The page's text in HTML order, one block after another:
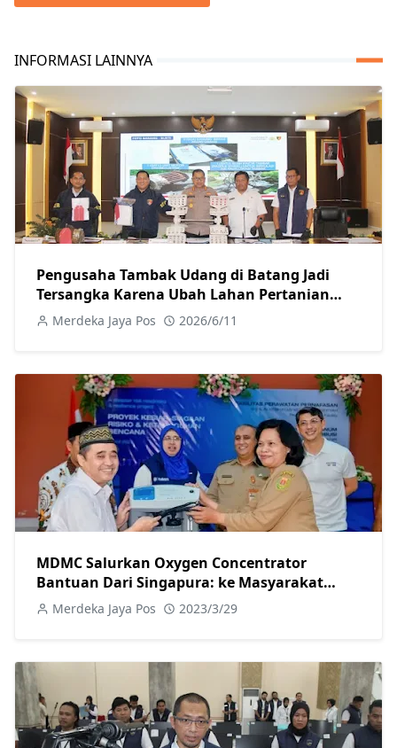
INFORMASI LAINNYA
Pengusaha Tambak Udang di Batang Jadi
Tersangka Karena Ubah Lahan Pertanian
Secara Ilegal
Merdeka Jaya Pos 2026/6/11
MDMC Salurkan Oxygen Concentrator
Bantuan Dari Singapura: ke Masyarakat
Gunung Berapi Magelang
Merdeka Jaya Pos 2023/3/29